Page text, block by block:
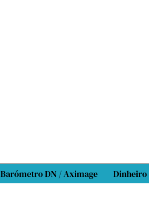
Barómetro DN / Aximage Dinheiro